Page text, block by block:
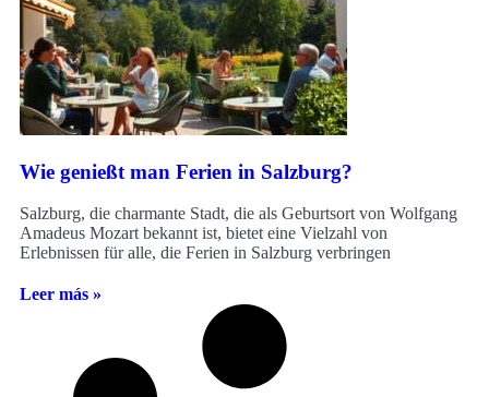
Wie genießt man Ferien in Salzburg?
Salzburg, die charmante Stadt, die als Geburtsort von Wolfgang
Amadeus Mozart bekannt ist, bietet eine Vielzahl von
Erlebnissen für alle, die Ferien in Salzburg verbringen
Leer más »